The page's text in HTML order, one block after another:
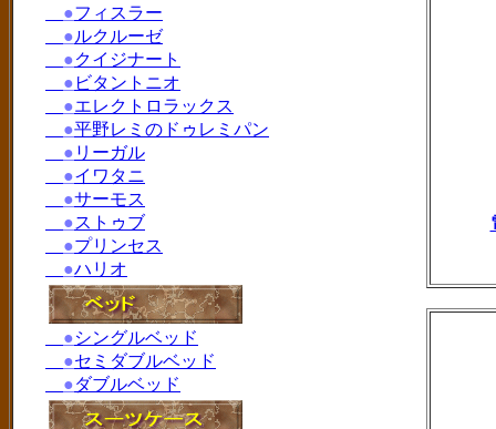
●フィスラー
●ルクルーゼ
●クイジナート
● ビタントニオ
●エレクトロラックス
●平野レミのドゥレミパン
● リーガル
●イワタニ
●サーモス
●ストゥブ
●プリンセス
●ハリオ
●シングルベッド
●セミダブルベッド
●ダブルベッド